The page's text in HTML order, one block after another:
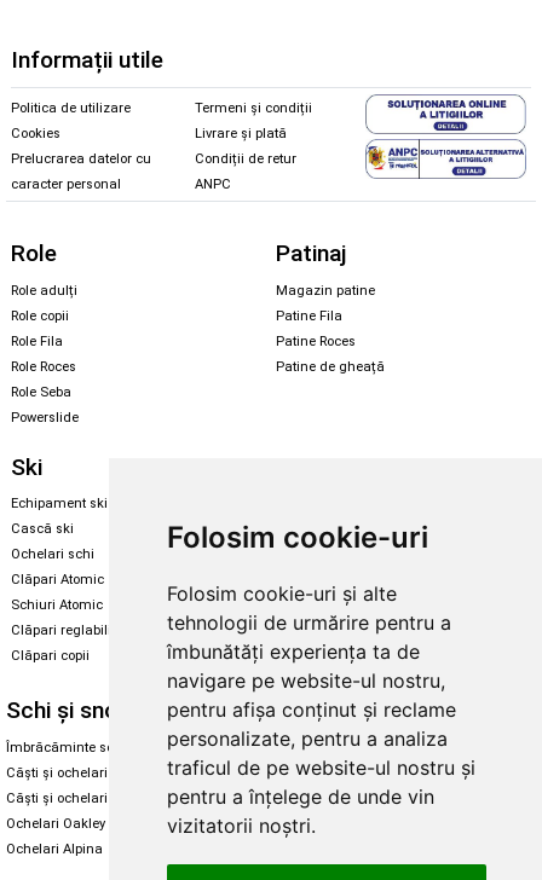
Folosim cookie-uri
Folosim cookie-uri și alte
tehnologii de urmărire pentru a
îmbunătăți experiența ta de
navigare pe website-ul nostru,
pentru afișa conținut și reclame
personalizate, pentru a analiza
traficul de pe website-ul nostru și
pentru a înțelege de unde vin
vizitatorii noștri.
Informații utile
Politica de utilizare
Cookies
Prelucrarea datelor cu
caracter personal
Termeni și condiții
Livrare și plată
Condiții de retur
ANPC
Role
Role adulți
Role copii
Role Fila
Role Roces
Role Seba
Powerslide
Patinaj
Magazin patine
Patine Fila
Patine Roces
Patine de gheață
Ski
Echipament ski
Cască ski
Ochelari schi
Clăpari Atomic
Schiuri Atomic
Clăpari reglabili
Clăpari copii
Echipament snowboard
Skate & longboard
Santa Cruz
Enuff Skateboards
Schi și snowboard
Îmbrăcăminte schi și snowboard
Căști și ochelari de iarnă
Căști și ochelari Alpina
Ochelari Oakley
Ochelari Alpina
Diverse
Cum aleg rolele
Cum aleg ochelarii
Ochelari de soare Oakley
Ochelari de soare Alpina